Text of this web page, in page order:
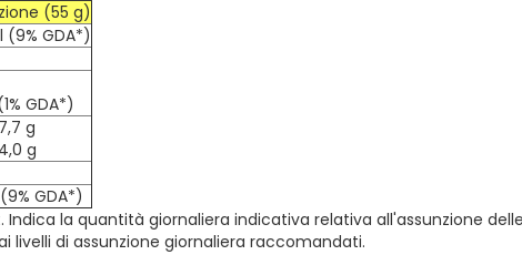
(55 g)
(9% GDA*)
GDA*)
7,7 g
4,0 g
GDA*)
Indica la quantità giornaliera indicativa relativa all'assunzione
livelli di assunzione giornaliera raccomandati.